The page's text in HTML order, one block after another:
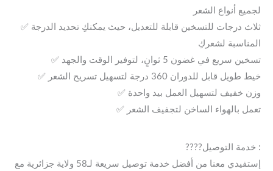
لجميع أنواع الشعر
✅ ثلاث درجات للتسخين قابلة للتعديل، حيث يمكنكِ تحديد الدرجة
المناسبة لشعركِ
✅ تسخين سريع في غضون 5 ثوانٍ، لتوفير الوقت والجهد
✅ خيط طويل قابل للدوران 360 درجة لتسهيل تسريح الشعر
✅ وزن خفيف لتسهيل العمل بيد واحدة
✅ تعمل بالهواء الساخن لتجفيف الشعر
????خدمة التوصيل :
إستفيدي معنا من أفضل خدمة توصيل سريعة لـ58 ولاية جزائرية مع